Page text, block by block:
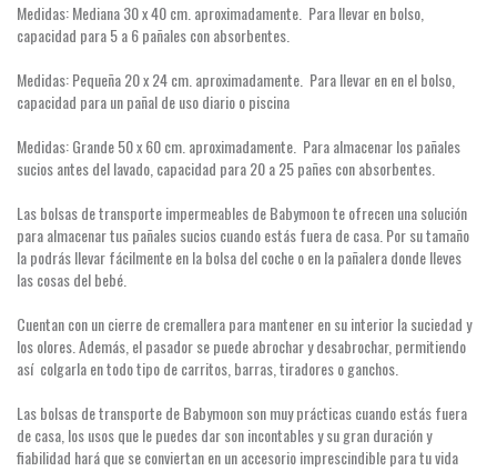
Medidas: Mediana 30 x 40 cm. aproximadamente. Para llevar en bolso,
capacidad para 5 a 6 pañales con absorbentes.
Medidas: Pequeña 20 x 24 cm. aproximadamente. Para llevar en en el bolso,
capacidad para un pañal de uso diario o piscina
Medidas: Grande 50 x 60 cm. aproximadamente. Para almacenar los pañales
sucios antes del lavado, capacidad para 20 a 25 pañes con absorbentes.
Las bolsas de transporte impermeables de Babymoon te ofrecen una solución
para almacenar tus pañales sucios cuando estás fuera de casa. Por su tamaño
la podrás llevar fácilmente en la bolsa del coche o en la pañalera donde lleves
las cosas del bebé.
Cuentan con un cierre de cremallera para mantener en su interior la suciedad y
los olores. Además, el pasador se puede abrochar y desabrochar, permitiendo
así colgarla en todo tipo de carritos, barras, tiradores o ganchos.
Las bolsas de transporte de Babymoon son muy prácticas cuando estás fuera
de casa, los usos que le puedes dar son incontables y su gran duración y
fiabilidad hará que se conviertan en un accesorio imprescindible para tu vida